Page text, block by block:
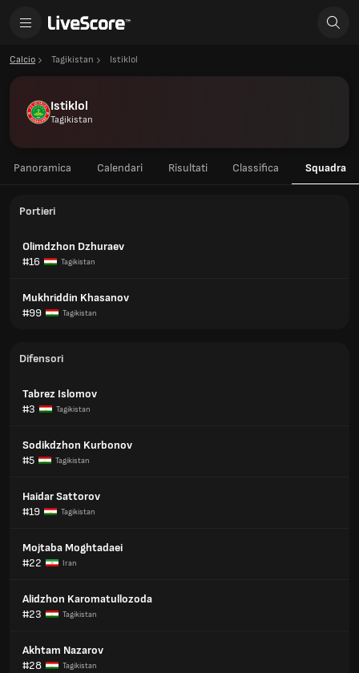
Calcio Tagikistan Istiklol
Istiklol
Tagikistan
Panoramica Calendari Risultati Classifica Squadra
Portieri
Olimdzhon Dzhuraev
#16
Tagikistan
Mukhriddin Khasanov
#99
Tagikistan
Difensori
Tabrez Islomov
#3
Tagikistan
Sodikdzhon Kurbonov
#5
Tagikistan
Haidar Sattorov
#19
Tagikistan
Mojtaba Moghtadaei
#22
Iran
Alidzhon Karomatullozoda
#23
Tagikistan
Akhtam Nazarov
#28
Tagikistan